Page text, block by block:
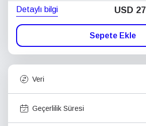
Detaylı bilgi USD 27
Sepete Ekle
Veri
Geçerlilik Süresi